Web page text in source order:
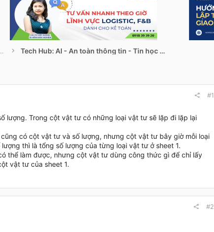
ĐÁP NGHIỆP VỤ Tech Hub: AI - An toàn thông tin - Tin học quản lý
#1
lượng. Trong cột vật tư có những loại vật tư sẽ lặp đi lặp lại
có cột vật tư và số lượng, nhưng cột vật tư bây giờ mỗi loại
thì là tổng số lượng của từng loại vật tư ở sheet 1.
thể làm được, nhưng cột vật tư dùng công thức gì để chỉ lấy
vật tư của sheet 1.
#2